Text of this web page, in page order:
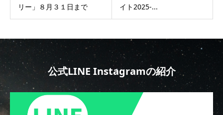
リー」８月３１日まで
イト2025-...
公式LINE Instagramの紹介